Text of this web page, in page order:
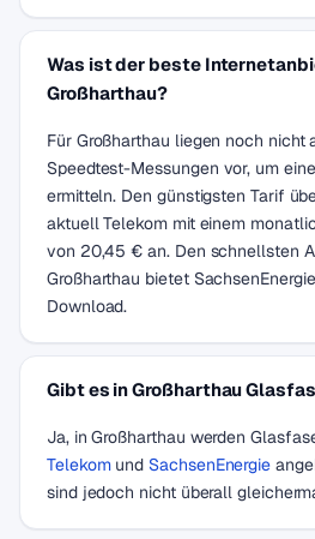
Was ist der beste
Großharthau?
Für Großharthau liegen noch nicht
Speedtest-Messungen vor, um
ermitteln. Den günstigsten Tarif
aktuell Telekom mit einem
von 20,45 € an. Den schnellsten
Großharthau bietet
Download.
Gibt es in Großharthau
Ja, in Großharthau werden
Telekomund SachsenEnergie
sind jedoch nicht überall